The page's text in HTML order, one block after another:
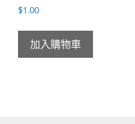
$1.00
加入購物車